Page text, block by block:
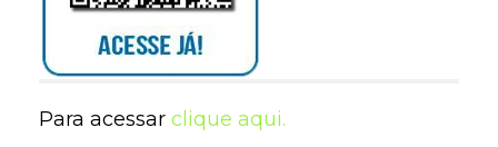
Para acessar clique aqui.